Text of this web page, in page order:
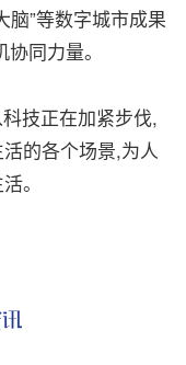
脑”等数字城市成果
同力量。
技正在加紧步伐,
的各个场景,为人
。